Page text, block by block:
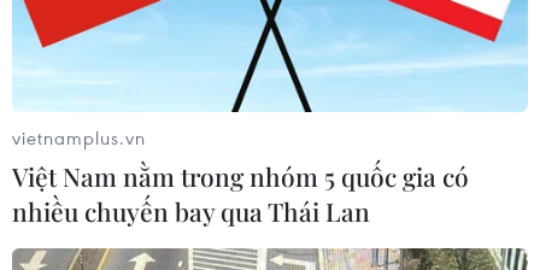
vietnamplus.vn
Việt Nam nằm trong nhóm 5 quốc gia có
nhiều chuyến bay qua Thái Lan